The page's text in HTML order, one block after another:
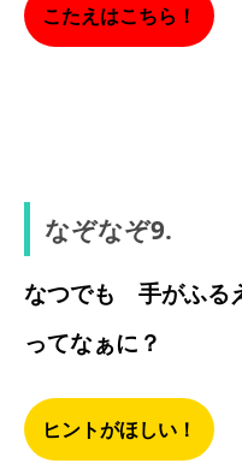
こたえはこちら！
なぞなぞ9.
なつでも 手がふる
ってなぁに？
ヒントがほしい！